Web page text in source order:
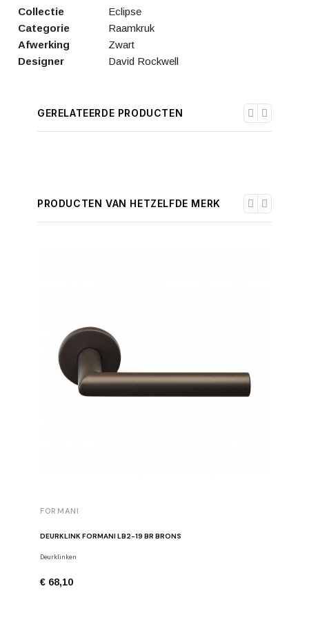
Collectie
Eclipse
Categorie
Raamkruk
Afwerking
Zwart
Designer
David Rockwell
GERELATEERDE PRODUCTEN
PRODUCTEN VAN HETZELFDE MERK
FORMANI
DEURKLINK FORMANI LB2-19 BR BRONS
Deurklinken
€ 68,10